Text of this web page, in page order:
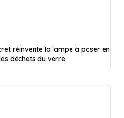
réinvente la lampe à poser en
déchets du verre